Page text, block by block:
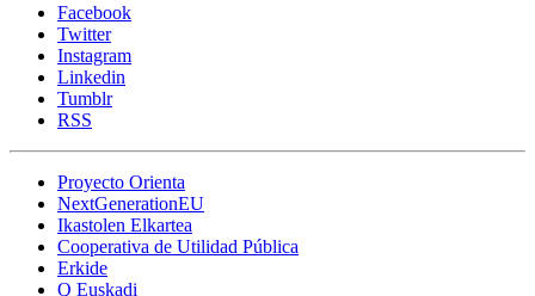
Facebook
Twitter
Instagram
Linkedin
Tumblr
RSS
Proyecto Orienta
NextGenerationEU
Ikastolen Elkartea
Cooperativa de Utilidad Pública
Erkide
Q Euskadi